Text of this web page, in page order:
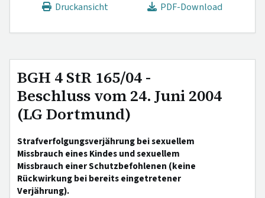
Druckansicht
PDF-Download
BGH 4 StR 165/04 -
Beschluss vom 24. Juni 2004
(LG Dortmund)
Strafverfolgungsverjährung bei sexuellem
Missbrauch eines Kindes und sexuellem
Missbrauch einer Schutzbefohlenen (keine
Rückwirkung bei bereits eingetretener
Verjährung).